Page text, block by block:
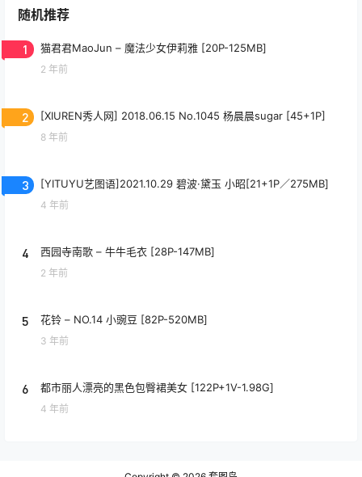
随机推荐
1 猫君君MaoJun – 魔法少女伊莉雅 [20P-125MB]
2 年前
2 [XIUREN秀人网] 2018.06.15 No.1045 杨晨晨sugar [45+1P]
8 年前
3 [YITUYU艺图语]2021.10.29 碧波·黛玉 小昭[21+1P／275MB]
4 年前
4 西园寺南歌 – 牛牛毛衣 [28P-147MB]
2 年前
5 花铃 – NO.14 小豌豆 [82P-520MB]
3 年前
6 都市丽人漂亮的黑色包臀裙美女 [122P+1V-1.98G]
4 年前